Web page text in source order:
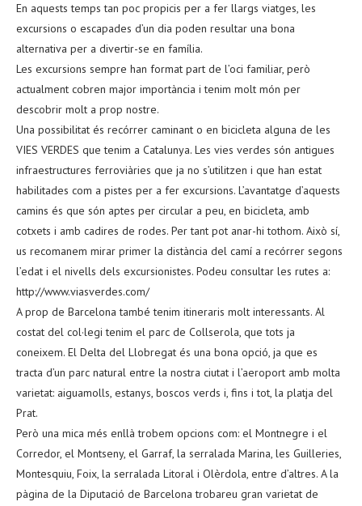
En aquests temps tan poc propicis per a fer llargs viatges, les
excursions o escapades d’un dia poden resultar una bona
alternativa per a divertir-se en família.
Les excursions sempre han format part de l’oci familiar, però
actualment cobren major importància i tenim molt món per
descobrir molt a prop nostre.
Una possibilitat és recórrer caminant o en bicicleta alguna de les
VIES VERDES que tenim a Catalunya. Les vies verdes són antigues
infraestructures ferroviàries que ja no s’utilitzen i que han estat
habilitades com a pistes per a fer excursions. L’avantatge d’aquests
camins és que són aptes per circular a peu, en bicicleta, amb
cotxets i amb cadires de rodes. Per tant pot anar-hi tothom. Això sí,
us recomanem mirar primer la distància del camí a recórrer segons
l’edat i el nivells dels excursionistes. Podeu consultar les rutes a:
http://www.viasverdes.com/
A prop de Barcelona també tenim itineraris molt interessants. Al
costat del col·legi tenim el parc de Collserola, que tots ja
coneixem. El Delta del Llobregat és una bona opció, ja que es
tracta d’un parc natural entre la nostra ciutat i l’aeroport amb molta
varietat: aiguamolls, estanys, boscos verds i, fins i tot, la platja del
Prat.
Però una mica més enllà trobem opcions com: el Montnegre i el
Corredor, el Montseny, el Garraf, la serralada Marina, les Guilleries,
Montesquiu, Foix, la serralada Litoral i Olèrdola, entre d’altres. A la
pàgina de la Diputació de Barcelona trobareu gran varietat de